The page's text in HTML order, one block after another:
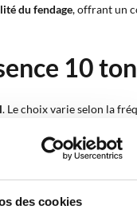
des cookies
du fendage, offrant un
10
. Le choix varie selon la
et configurations
régulière du moteur
pour combiner